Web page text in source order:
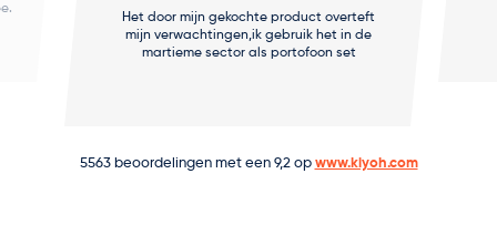
Het door mijn gekochte product overteft
mijn verwachtingen,ik gebruik het in de
martieme sector als portofoon set
5563beoordelingen met een9,2op www.kiyoh.com